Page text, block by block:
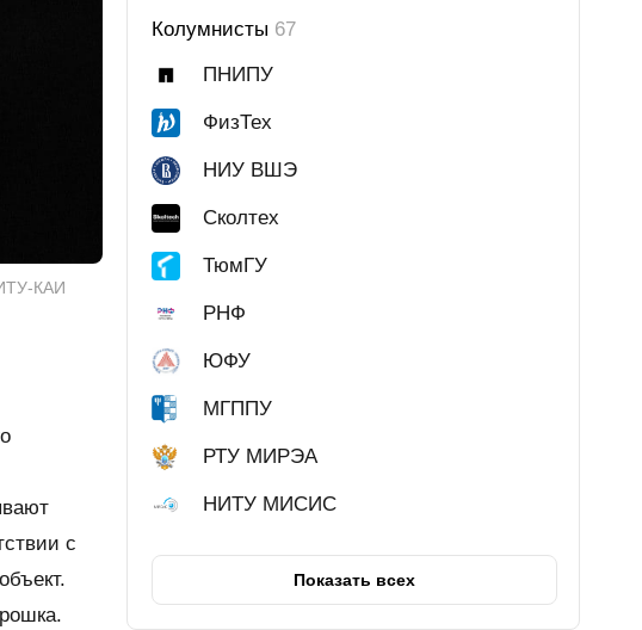
КАИ
с
Колумнисты 67
ПНИПУ
ФизТех
НИУ ВШЭ
Сколтех
ТюмГУ
РНФ
ЮФУ
МГППУ
РТУ МИРЭА
НИТУ МИСИС
Показать всех